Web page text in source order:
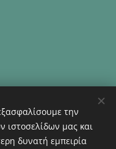
την
ιστοσελίδων μας και
δυνατή εμπειρία